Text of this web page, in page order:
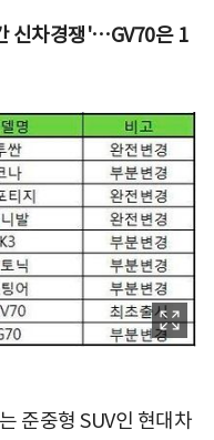
신차경쟁'…GV70은 1
준중형 SUV인 현대차